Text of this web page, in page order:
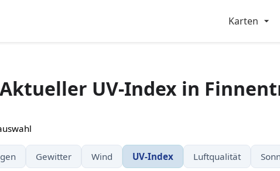
Karten
Aktueller UV-Index in
Gewitter Wind UV-Index Luftqualität